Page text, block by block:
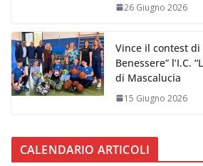
26 Giugno 2026
Vince il contest di
Benessere” l’I.C.
di Mascalucia
15 Giugno 2026
CALENDARIO ARTICOLI